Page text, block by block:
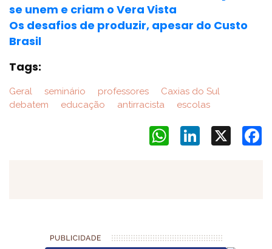
se unem e criam o Vera Vista
Os desafios de produzir, apesar do Custo
Brasil
Tags:
Geral seminário professores
Caxias do Sul
debatem
educação antirracista escolas
LinkedIn
WhatsApp